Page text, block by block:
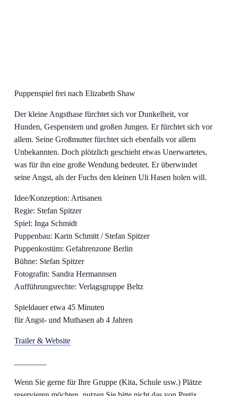
Puppenspiel frei nach Elizabeth Shaw
Der kleine Angsthase fürchtet sich vor Dunkelheit, vor
Hunden, Gespenstern und großen Jungen. Er fürchtet sich vor
allem. Seine Großmutter fürchtet sich ebenfalls vor allem
Unbekannten. Doch plötzlich geschieht etwas Unerwartetes,
was für ihn eine große Wendung bedeutet. Er überwindet
seine Angst, als der Fuchs den kleinen Uli Hasen holen will.
Idee/Konzeption: Artisanen
Regie: Stefan Spitzer
Spiel: Inga Schmidt
Puppenbau: Karin Schmitt / Stefan Spitzer
Puppenkostüm: Gefahrenzone Berlin
Bühne: Stefan Spitzer
Fotografin: Sandra Hermannsen
Aufführungsrechte: Verlagsgruppe Beltz
Spieldauer etwa 45 Minuten
für Angst- und Muthasen ab 4 Jahren
Trailer & Website
Wenn Sie gerne für Ihre Gruppe (Kita, Schule usw.) Plätze